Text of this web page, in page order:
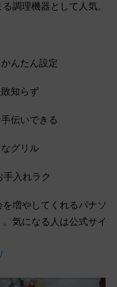
調理機器として人気。
んたん設定
知らず
伝いできる
グリル
入れラク
増やしてくれるパナソ
気になる人は公式サイ